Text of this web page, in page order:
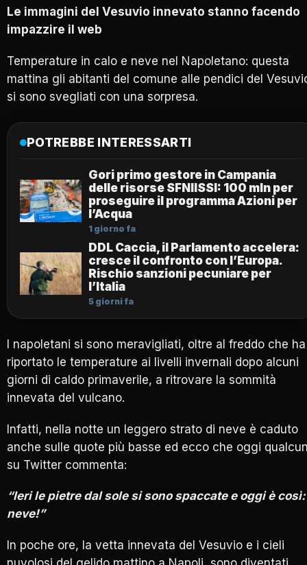
Le immagini del Vesuvio innevato stanno facendo
impazzire il web
Temperature in calo e neve nel Napoletano: questa
mattina gli abitanti del comune alle pendici del
si sono svegliati con una sorpresa.
POTREBBE INTERESSARTI
Gori primo gestore in Campania
delle risorse SFNIISSI: 100 mln per
proseguire il programma Azioni per
l’Acqua
1 giorno fa
DDL Caccia, il Parlamento accelera:
cresce il confronto con l’Europa.
Rischio sanzioni pecuniare per
l’Italia
5 giorni fa
I napoletani si sono meravigliati, oltre al freddo che ha
riportato le temperature ai livelli invernali dopo alcuni
giorni di caldo primaverile, a ritrovare la sommità
innevata del vulcano.
Infatti, nella notte un leggero strato di neve è caduto
anche sulle quote più basse ed ecco che oggi
su Twitter commenta:
“Ieri le pietre dal sole si sono spaccate e oggi è così:
neve!”
In poche ore, la vetta innevata del Vesuvio e i cieli